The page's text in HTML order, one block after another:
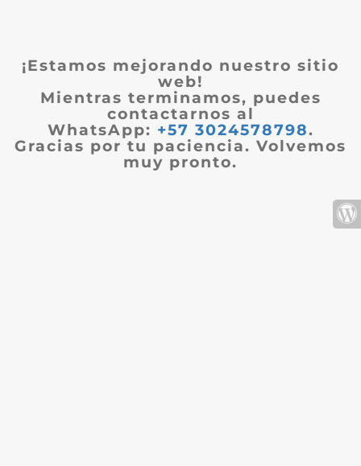
¡Estamos mejorando nuestro sitio
web!
Mientras terminamos, puedes
contactarnos al
WhatsApp: +57 3024578798.
Gracias por tu paciencia. Volvemos
muy pronto.